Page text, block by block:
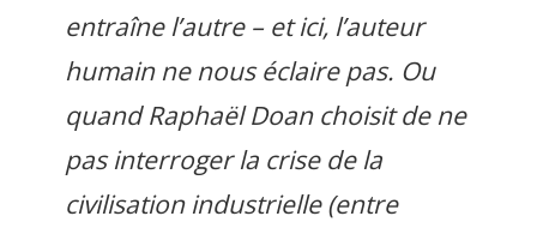
entraîne l’autre – et ici, l’auteur
humain ne nous éclaire pas. Ou
quand Raphaël Doan choisit de ne
pas interroger la crise de la
civilisation industrielle (entre